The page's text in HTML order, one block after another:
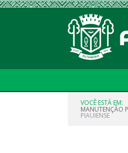
VOCÊ ESTÁ EM:
MANUTENÇÃO
PIAUIENSE